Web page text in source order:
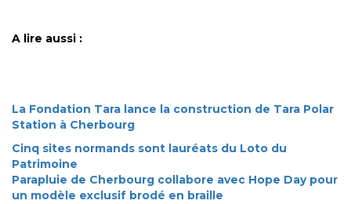
A lire aussi :
La Fondation Tara lance la construction de Tara Polar
Station à Cherbourg
Cinq sites normands sont lauréats du Loto du
Patrimoine
Parapluie de Cherbourg collabore avec Hope Day pour
un modèle exclusif brodé en braille